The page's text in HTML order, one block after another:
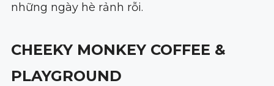
những ngày hè rảnh rỗi.
CHEEKY MONKEY COFFEE &
PLAYGROUND